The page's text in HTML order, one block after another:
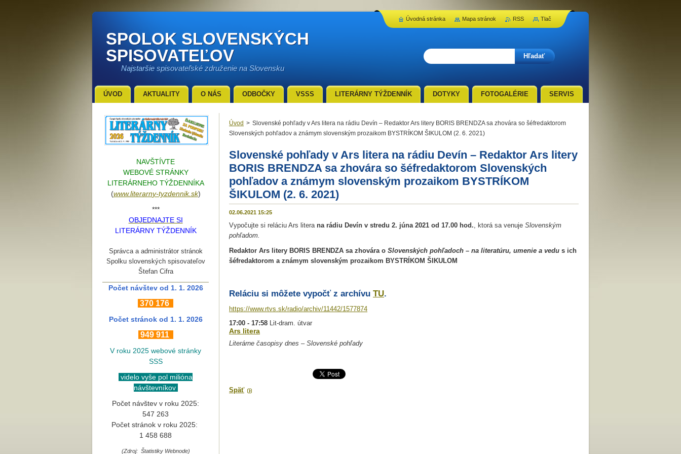
SPOLOK SLOVENSKÝCH
SPISOVATEĽOV
Najstaršie spisovateľské združenie na Slovensku
Úvod > Slovenské pohľady v Ars litera na rádiu Devín – Redaktor Ars litery BORIS BRENDZA sa zhovára so šéfredaktorom
Slovenských pohľadov a známym slovenským prozaikom BYSTRÍKOM ŠIKULOM (2. 6. 2021)
Slovenské pohľady v Ars litera na rádiu Devín – Redaktor Ars litery
BORIS BRENDZA sa zhovára so šéfredaktorom Slovenských
pohľadov a známym slovenským prozaikom BYSTRÍKOM
ŠIKULOM (2. 6. 2021)
02.06.2021 15:25
Vypočujte si reláciu Ars literana rádiu Devín v stredu 2. júna 2021 od 17.00 hod., ktorá sa venuje Slovenským
pohľadom.
Redaktor Ars litery BORIS BRENDZA sa zhovára o Slovenských pohľadoch – na literatúru, umenie a vedu s ich
šéfredaktorom a známym slovenským prozaikom BYSTRÍKOM ŠIKULOM
Reláciu si môžete vypočť z archívu TU.
https://www.rtvs.sk/radio/archiv/11442/1577874
17:00 - 17:58 Lit-dram. útvar
Ars litera
Literárne časopisy dnes – Slovenské pohľady
Späť
NAVŠTÍVTE
WEBOVÉ STRÁNKY
LITERÁRNEHO TÝŽDENNÍKA
(www.literarny-tyzdennik.sk)
***
OBJEDNAJTE SI
LITERÁRNY TÝŽDENNÍK
Správca a administrátor stránok
Spolku slovenských spisovateľov
Štefan Cifra
Počet návštev od 1. 1. 2026
370 176
Počet stránok od 1. 1. 2026
949 911
V roku 2025 webové stránky
SSS
videlo vyše pol milióna
návštevníkov
Počet návštev v roku 2025:
547 263
Počet stránok v roku 2025:
1 458 688
(Zdroj: Štatistiky Webnode)
ÚVOD AKTUALITY O NÁS ODBOČKY VSSS LITERÁRNY TÝŽDENNÍK DOTYKY FOTOGALÉRIE SERVIS
Úvodná stránka Mapa stránok RSS Tlač